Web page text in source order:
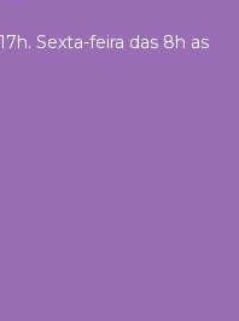
Sexta-feira das 8h as